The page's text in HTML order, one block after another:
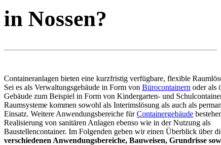
in Nossen?
Containeranlagen bieten eine kurzfristig verfügbare, flexible
Sei es als Verwaltungsgebäude in Form von Bürocontainern oder als
Gebäude zum Beispiel in Form von Kindergarten- und
Raumsysteme kommen sowohl als Interimslösung als auch als
Einsatz. Weitere Anwendungsbereiche fürContainergebäude
Realisierung von sanitären Anlagen ebenso wie in der Nutzung als
Baustellencontainer. Im Folgenden geben wir einen Überblick über
verschiedenen Anwendungsbereiche, Bauweisen, Grundrisse